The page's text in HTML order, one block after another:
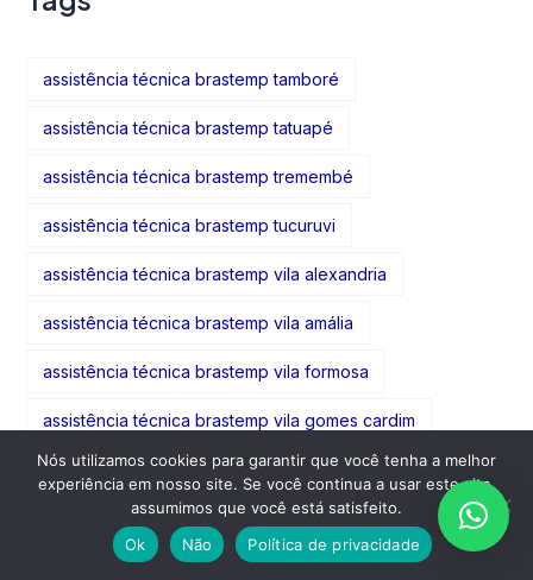
assistência técnica brastemp tamboré
assistência técnica brastemp tatuapé
assistência técnica brastemp tremembé
assistência técnica brastemp tucuruvi
assistência técnica brastemp vila alexandria
assistência técnica brastemp vila amália
assistência técnica brastemp vila formosa
assistência técnica brastemp vila gomes cardim
assistência técnica brastemp vila guarani
assistência técnica brastemp vila guedes
assistência técnica brastemp vila guilherme
Nós utilizamos cookies para garantir que você tenha a melhor
experiência em nosso site. Se você continua a usar este site,
assumimos que você está satisfeito.
Ok
Não Política de privacidade